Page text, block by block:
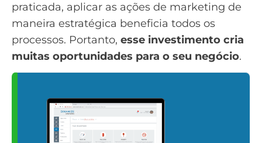
praticada, aplicar as ações de marketing de
maneira estratégica beneficia todos os
processos. Portanto, esse investimento cria
muitas oportunidades para o seu negócio.